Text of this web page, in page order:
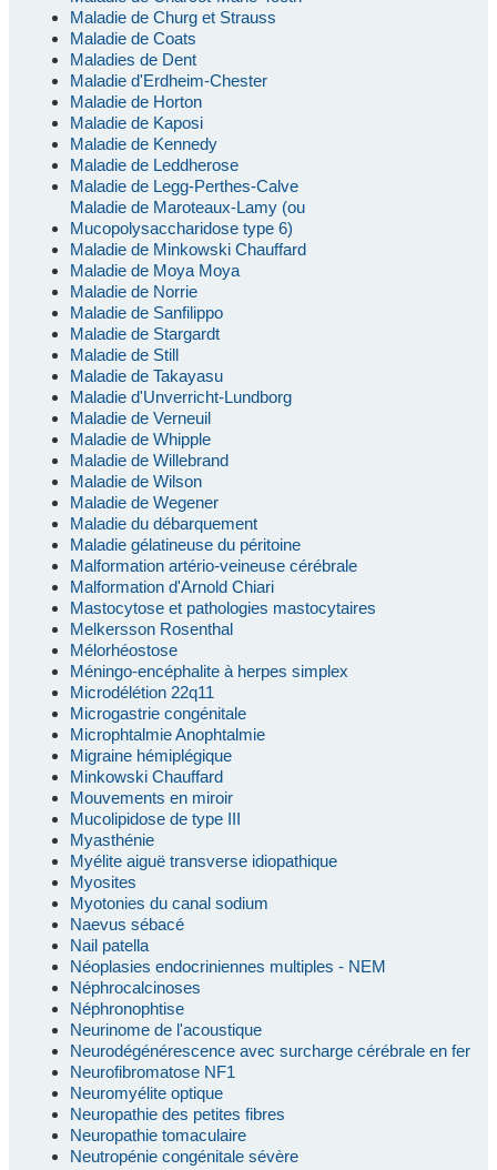
Maladie de Churg et Strauss
Maladie de Coats
Maladies de Dent
Maladie d'Erdheim-Chester
Maladie de Horton
Maladie de Kaposi
Maladie de Kennedy
Maladie de Leddherose
Maladie de Legg-Perthes-Calve
Maladie de Maroteaux-Lamy (ou
Mucopolysaccharidose type 6)
Maladie de Minkowski Chauffard
Maladie de Moya Moya
Maladie de Norrie
Maladie de Sanfilippo
Maladie de Stargardt
Maladie de Still
Maladie de Takayasu
Maladie d'Unverricht-Lundborg
Maladie de Verneuil
Maladie de Whipple
Maladie de Willebrand
Maladie de Wilson
Maladie de Wegener
Maladie du débarquement
Maladie gélatineuse du péritoine
Malformation artério-veineuse cérébrale
Malformation d'Arnold Chiari
Mastocytose et pathologies mastocytaires
Melkersson Rosenthal
Mélorhéostose
Méningo-encéphalite à herpes simplex
Microdélétion 22q11
Microgastrie congénitale
Microphtalmie Anophtalmie
Migraine hémiplégique
Minkowski Chauffard
Mouvements en miroir
Mucolipidose de type III
Myasthénie
Myélite aiguë transverse idiopathique
Myosites
Myotonies du canal sodium
Naevus sébacé
Nail patella
Néoplasies endocriniennes multiples - NEM
Néphrocalcinoses
Néphronophtise
Neurinome de l'acoustique
Neurodégénérescence avec surcharge cérébrale en fer
Neurofibromatose NF1
Neuromyélite optique
Neuropathie des petites fibres
Neuropathie tomaculaire
Neutropénie congénitale sévère